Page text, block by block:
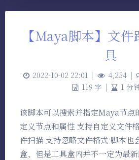
【Maya脚本】文
具
2022-10-02 22:01 | 4,254 |
119 字 | 1 分
该脚本可以搜索并指定Maya节点
定义节点和属性 支持自定义文件
件扫描 支持忽略文件格式 脚本也
盒，但是工具盒内并不一定为最